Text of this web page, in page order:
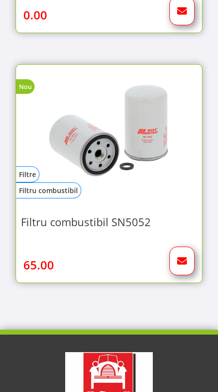
0.00
Nou
Filtre
Filtru combustibil
Filtru combustibil SN5052
65.00